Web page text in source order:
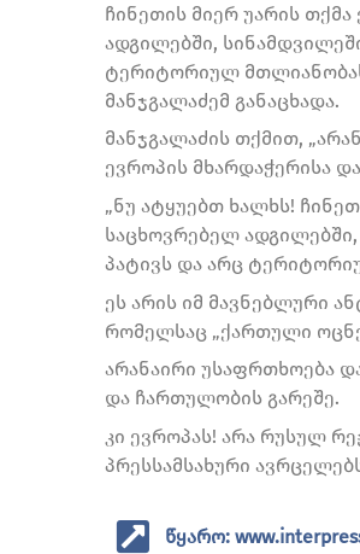
ჩინეთის მიერ უარის
ადგილებში,
ტერიტორიულ
მანჯგალაძემ განაცხადა.
მანჯგალაძის თქმით,
ევროპის მხარდაჭერისა
„ნუ ატყუებთ ხალხს!
საცხოვრებელ ადგილებში,
პატივს და არც
ეს არის იმ მავნებლური
რომელსაც „ქართული
არანაირი უსაფრთხოება
და ჩართულობის გარეშე.
კი ევროპას! არა რუსულ
პრესსამსახური
წყარო: